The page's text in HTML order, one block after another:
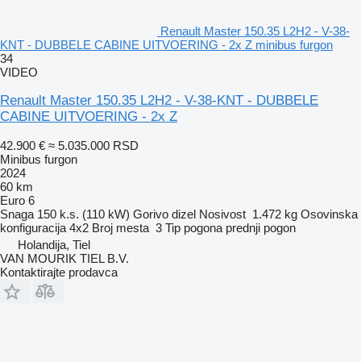
Renault Master 150.35 L2H2 - V-38-
KNT - DUBBELE CABINE UITVOERING - 2x Z minibus furgon
34
VIDEO
Renault Master 150.35 L2H2 - V-38-KNT - DUBBELE
CABINE UITVOERING - 2x Z
42.900 € ≈ 5.035.000 RSD
Minibus furgon
2024
60 km
Euro 6
Snaga 150 k.s. (110 kW) Gorivo dizel Nosivost 1.472 kg Osovinska
konfiguracija 4x2 Broj mesta 3 Tip pogona prednji pogon
Holandija, Tiel
VAN MOURIK TIEL B.V.
Kontaktirajte prodavca